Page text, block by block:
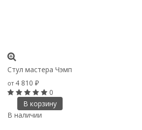
Стул мастера Чэмп
от 4 810 ₽
0
В корзину
В наличии